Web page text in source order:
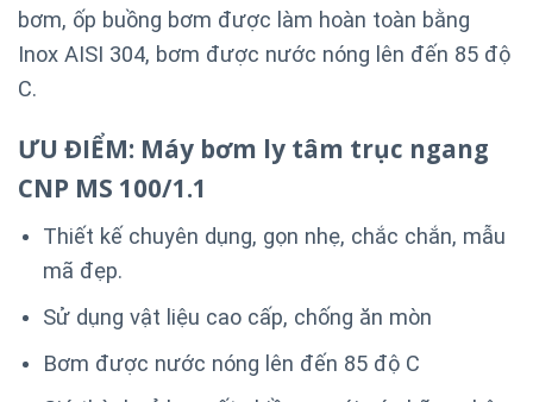
bơm, ốp buồng bơm được làm hoàn toàn bằng
Inox AISI 304, bơm được nước nóng lên đến 85 độ
C.
ƯU ĐIỂM: Máy bơm ly tâm trục ngang
CNP MS 100/1.1
Thiết kế chuyên dụng, gọn nhẹ, chắc chắn, mẫu
mã đẹp.
Sử dụng vật liệu cao cấp, chống ăn mòn
Bơm được nước nóng lên đến 85 độ C